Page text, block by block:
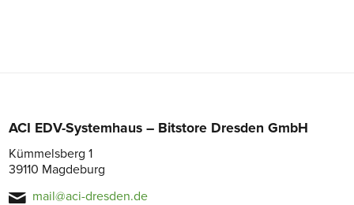
ACI EDV-Systemhaus – Bitstore Dresden GmbH
Kümmelsberg 1
39110 Magdeburg
mail@aci-dresden.de